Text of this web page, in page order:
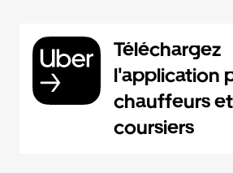
Téléchargez
l'application
chauffeurs
coursiers